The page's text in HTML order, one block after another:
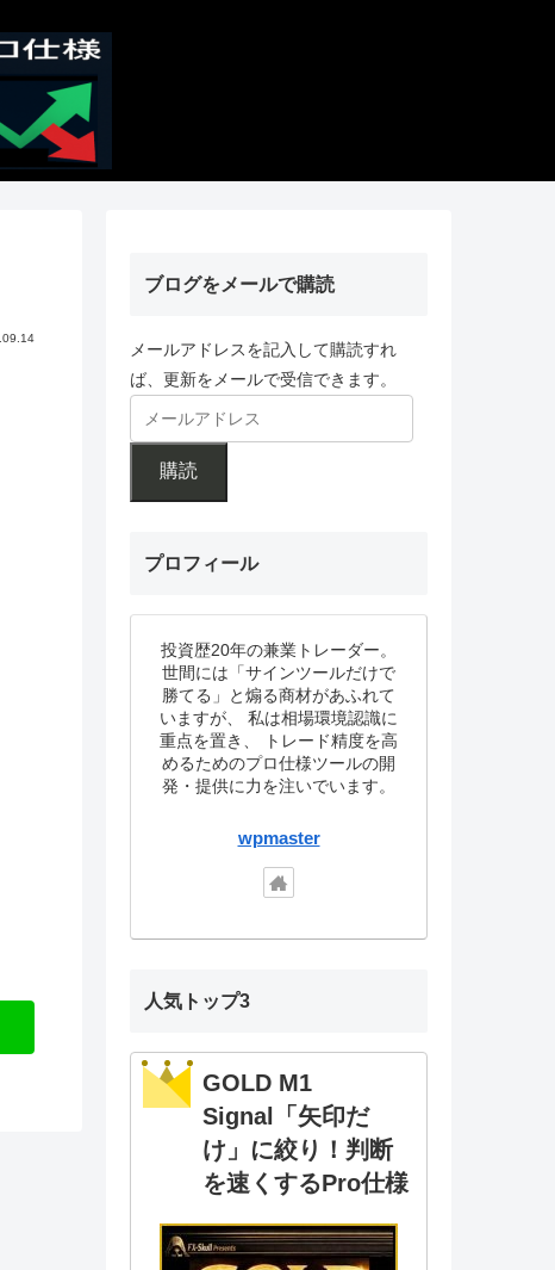
ブログをメールで購読
メールアドレスを記入して購読すれ
ば、更新をメールで受信できます。
購読
プロフィール
投資歴20年の兼業トレーダー。
世間には「サインツールだけで
勝てる」と煽る商材があふれて
いますが、 私は相場環境認識に
重点を置き、 トレード精度を高
めるためのプロ仕様ツールの開
発・提供に力を注いでいます。
wpmaster
人気トップ3
GOLD M1
Signal「矢印だ
け」に絞り！判断
を速くするPro仕様